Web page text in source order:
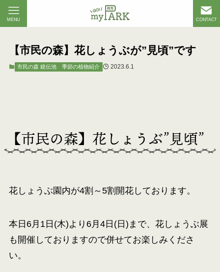
CONTACT
MENU
【市民の森】花しょうぶが”見頃”です
市民の森 鏡伝池 季節の植物紹介 2023.6.1
【市民の森】花しょうぶ”見頃”
花しょうぶ園内が4割～5割開花しております。
本日6月1日(木)より6月4日(日)まで、花しょうぶ展
も開催しておりますので併せてお楽しみくださ
い。